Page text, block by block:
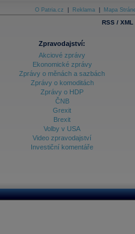
O Patria.cz Reklama Mapa
RSS / XML
Zpravodajství:
Akciové zprávy
Ekonomické zprávy
Zprávy o měnách a sazbách
Zprávy o komoditách
Zprávy o HDP
ČNB
Grexit
Brexit
Volby v USA
Video zpravodajství
Investiční komentáře